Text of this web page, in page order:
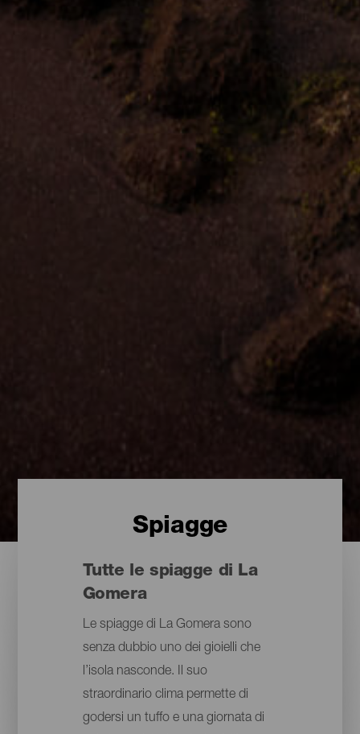
Spiagge
Tutte le spiagge di La
Gomera
Le spiagge di La Gomera sono
senza dubbio uno dei gioielli che
l’isola nasconde. Il suo
straordinario clima permette di
godersi un tuffo e una giornata di